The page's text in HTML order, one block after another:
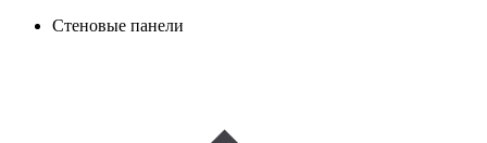
Стеновые панели